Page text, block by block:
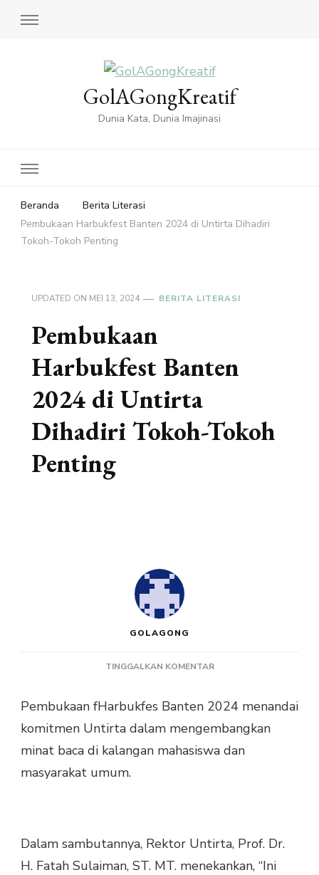
GolAGongKreatif
Dunia Kata, Dunia Imajinasi
Beranda
Berita Literasi
Pembukaan Harbukfest Banten 2024 di Untirta Dihadiri
Tokoh-Tokoh Penting
UPDATED ON MEI 13, 2024 BERITA LITERASI
Pembukaan
Harbukfest Banten
2024 di Untirta
Dihadiri Tokoh-Tokoh
Penting
GOLAGONG
TINGGALKAN KOMENTARPADA
BANTEN
2024
UNTIRTA
Pembukaan fHarbukfes Banten 2024 menandai
komitmen Untirta dalam mengembangkan
minat baca di kalangan mahasiswa dan
masyarakat umum.
Dalam sambutannya, Rektor Untirta, Prof. Dr.
H. Fatah Sulaiman, ST. MT. menekankan, “Ini